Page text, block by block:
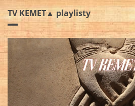
TV KEMET▲ playlisty